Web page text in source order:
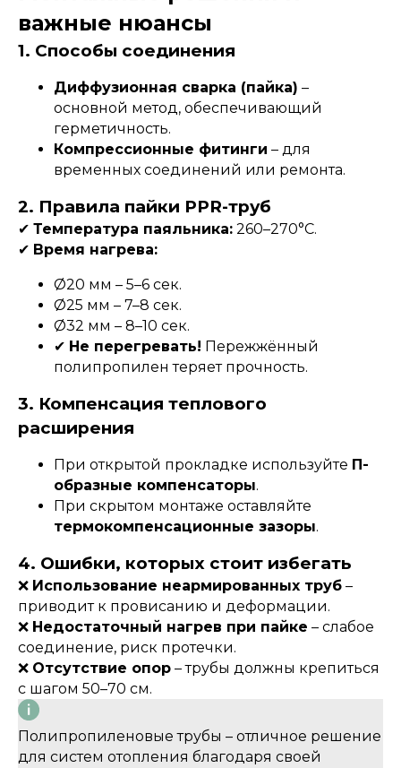
важные нюансы
1. Способы соединения
Диффузионная сварка (пайка) –
основной метод, обеспечивающий
герметичность.
Компрессионные фитинги – для
временных соединений или ремонта.
2. Правила пайки PPR-труб
✔ Температура паяльника: 260–270°C.
✔ Время нагрева:
Ø20 мм – 5–6 сек.
Ø25 мм – 7–8 сек.
Ø32 мм – 8–10 сек.
✔ Не перегревать! Пережжённый
полипропилен теряет прочность.
3. Компенсация теплового
расширения
При открытой прокладке используйте П-
образные компенсаторы.
При скрытом монтаже оставляйте
термокомпенсационные зазоры.
4. Ошибки, которых стоит избегать
❌ Использование неармированных труб –
приводит к провисанию и деформации.
❌ Недостаточный нагрев при пайке – слабое
соединение, риск протечки.
❌ Отсутствие опор – трубы должны крепиться
с шагом 50–70 см.
Полипропиленовые трубы – отличное решение
для систем отопления благодаря своей